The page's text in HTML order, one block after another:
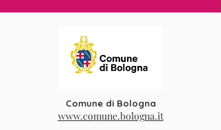
Comune di Bologna
www.comune.bologna.it